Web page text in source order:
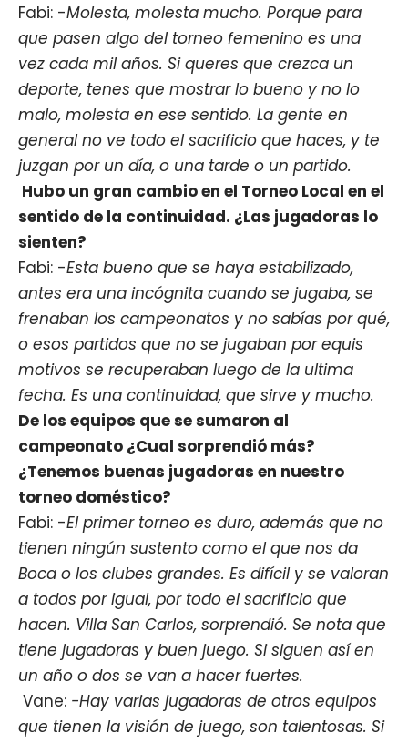
Fabi: -Molesta, molesta mucho. Porque para
que pasen algo del torneo femenino es una
vez cada mil años. Si queres que crezca un
deporte, tenes que mostrar lo bueno y no lo
malo, molesta en ese sentido. La gente en
general no ve todo el sacrificio que haces, y te
juzgan por un día, o una tarde o un partido.
Hubo un gran cambio en el Torneo Local en el
sentido de la continuidad. ¿Las jugadoras lo
sienten?
Fabi: -Esta bueno que se haya estabilizado,
antes era una incógnita cuando se jugaba, se
frenaban los campeonatos y no sabías por qué,
o esos partidos que no se jugaban por equis
motivos se recuperaban luego de la ultima
fecha. Es una continuidad, que sirve y mucho.
De los equipos que se sumaron al
campeonato ¿Cual sorprendió más?
¿Tenemos buenas jugadoras en nuestro
torneo doméstico?
Fabi: -El primer torneo es duro, además que no
tienen ningún sustento como el que nos da
Boca o los clubes grandes. Es difícil y se valoran
a todos por igual, por todo el sacrificio que
hacen. Villa San Carlos, sorprendió. Se nota que
tiene jugadoras y buen juego. Si siguen así en
un año o dos se van a hacer fuertes.
Vane: -Hay varias jugadoras de otros equipos
que tienen la visión de juego, son talentosas. Si